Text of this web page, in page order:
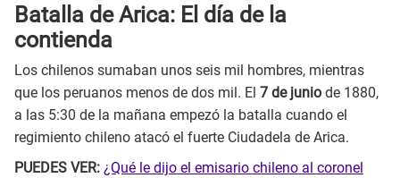
Batalla de Arica: El día de la
contienda
Los chilenos sumaban unos seis mil hombres, mientras
que los peruanos menos de dos mil. El 7 de junio de 1880,
a las 5:30 de la mañana empezó la batalla cuando el
regimiento chileno atacó el fuerte Ciudadela de Arica.
PUEDES VER: ¿Qué le dijo el emisario chileno al coronel